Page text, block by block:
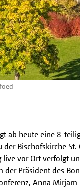
ab heute eine 8-
Bischofskirche
vor Ort verfolgt
Präsident des
Anna